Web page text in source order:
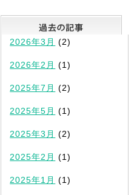
最新記事一覧
2026年3月 (2)
2026年2月 (1)
2025年7月 (2)
2025年5月 (1)
2025年3月 (2)
2025年2月 (1)
2025年1月 (1)